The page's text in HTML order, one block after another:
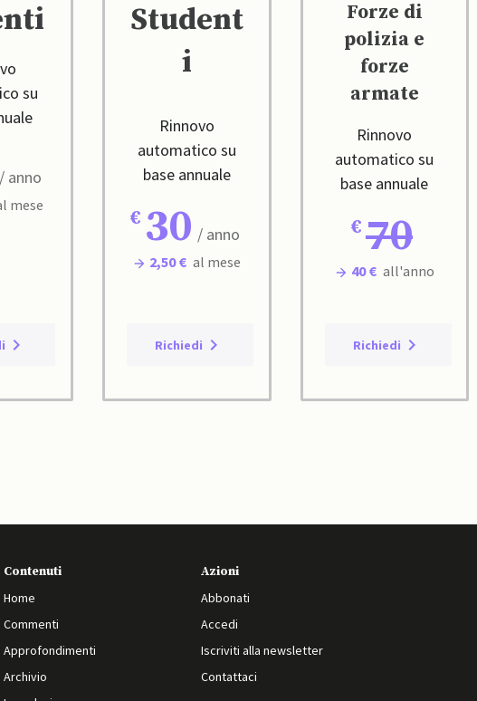
su
/ anno
mese
Student
i
Rinnovo
automatico su
base annuale
30 / anno
2,50 € al mese
Richiedi
Forze di
polizia e
forze
armate
Rinnovo
automatico su
base annuale
70
40 € all'anno
Richiedi
Contenuti
Home
Commenti
Approfondimenti
Archivio
Azioni
Abbonati
Accedi
Iscriviti alla newsletter
Contattaci